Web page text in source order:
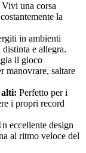
Vivi una corsa
la
in ambienti
e allegra.
il gioco
manovrare, saltare
Perfetto per i
i propri record
eccellente design
al ritmo veloce del